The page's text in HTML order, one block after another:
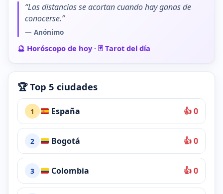
“Las distancias se acortan cuando hay ganas de
conocerse.”
— Anónimo
🔮 Horóscopo de hoy· 🃏 Tarot del día
🏆 Top 5 ciudades
1 España 👍 0
2 Bogotá 👍 0
3 Colombia 👍 0